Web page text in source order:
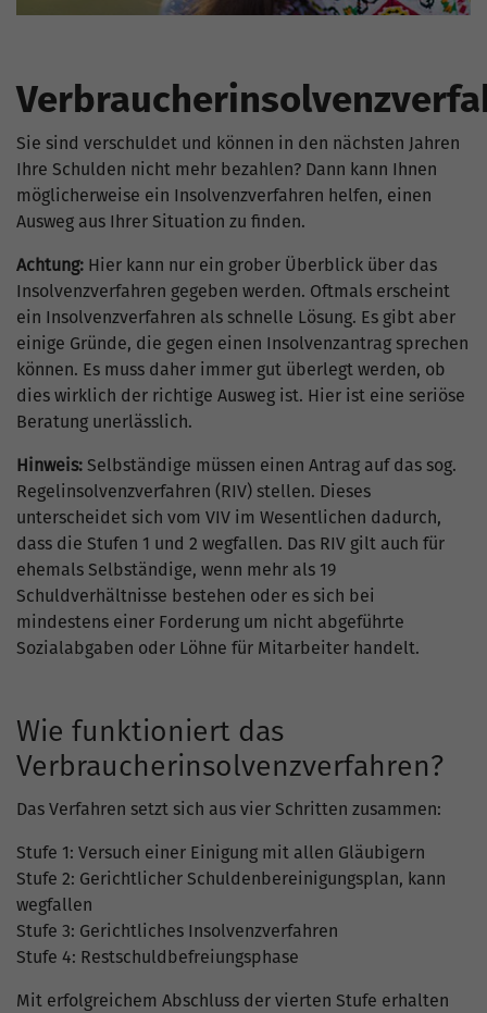
Sie sind verschuldet und können in den nächsten Jahren
Ihre Schulden nicht mehr bezahlen? Dann kann Ihnen
möglicherweise ein Insolvenzverfahren helfen, einen
Ausweg aus Ihrer Situation zu finden.
Achtung: Hier kann nur ein grober Überblick über das
Insolvenzverfahren gegeben werden. Oftmals erscheint
ein Insolvenzverfahren als schnelle Lösung. Es gibt aber
einige Gründe, die gegen einen Insolvenzantrag sprechen
können. Es muss daher immer gut überlegt werden, ob
dies wirklich der richtige Ausweg ist. Hier ist eine seriöse
Beratung unerlässlich.
Hinweis: Selbständige müssen einen Antrag auf das sog.
Regelinsolvenzverfahren (RIV) stellen. Dieses
unterscheidet sich vom VIV im Wesentlichen dadurch,
dass die Stufen 1 und 2 wegfallen. Das RIV gilt auch für
ehemals Selbständige, wenn mehr als 19
Schuldverhältnisse bestehen oder es sich bei
mindestens einer Forderung um nicht abgeführte
Sozialabgaben oder Löhne für Mitarbeiter handelt.
Wie funktioniert das
Verbraucherinsolvenzverfahren?
Das Verfahren setzt sich aus vier Schritten zusammen:
Stufe 1: Versuch einer Einigung mit allen Gläubigern
Stufe 2: Gerichtlicher Schuldenbereinigungsplan, kann
wegfallen
Stufe 3: Gerichtliches Insolvenzverfahren
Stufe 4: Restschuldbefreiungsphase
Mit erfolgreichem Abschluss der vierten Stufe erhalten